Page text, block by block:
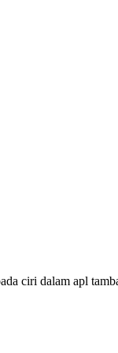
ciri dalam apl